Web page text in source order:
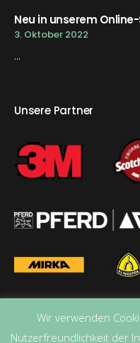
Neu in unserem
3. Oktober 2022
...
Unsere Partner
Wir verwenden
Nutzerfreundlichkeit der